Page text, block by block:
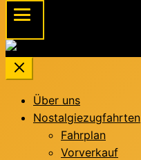
Über uns
Nostalgiezugfahrten
Fahrplan
Vorverkauf